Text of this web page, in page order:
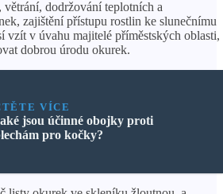
dodržování teplotních a
zajištění přístupu rostlin ke slunečnímu
vzít v úvahu majitelé příměstských oblasti,
dobrou úrodu okurek.
VÍCE
jsou účinné obojky proti
pro kočky?